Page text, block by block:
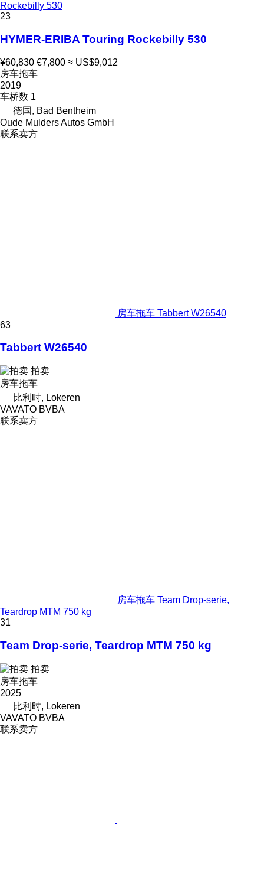
Rockebilly 530
23
HYMER-ERIBA Touring Rockebilly 530
¥60,830 €7,800 ≈ US$9,012
房车拖车
2019
车桥数 1
德国, Bad Bentheim
Oude Mulders Autos GmbH
联系卖方
房车拖车 Tabbert W26540
63
Tabbert W26540
拍卖
房车拖车
比利时, Lokeren
VAVATO BVBA
联系卖方
房车拖车 Team Drop-serie,
Teardrop MTM 750 kg
31
Team Drop-serie, Teardrop MTM 750 kg
拍卖
房车拖车
2025
比利时, Lokeren
VAVATO BVBA
联系卖方